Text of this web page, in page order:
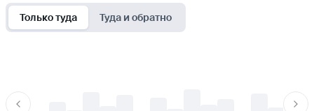
Только туда Туда и обратно